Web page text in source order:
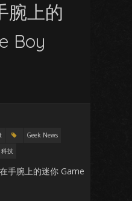
腕上的
Boy
Geek News
科技
手腕上的迷你 Game